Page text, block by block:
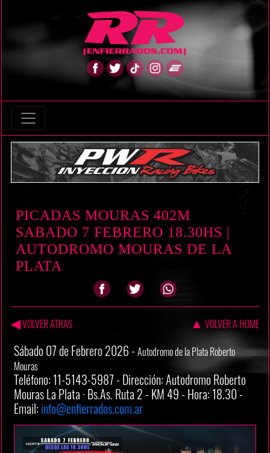
PICADAS MOURAS 402M
SABADO 7 FEBRERO 18.30HS |
AUTODROMO MOURAS DE LA
PLATA
◀VOLVER ATRAS ▲ VOLVER A HOME
Sábado 07 de Febrero 2026 -Autodromo de la Plata Roberto
Mouras
Teléfono: 11-5143-5987 - Dirección: Autodromo Roberto
Mouras La Plata · Bs.As. Ruta 2 - KM 49 - Hora: 18.30 -
Email: info@enfierrados.com.ar